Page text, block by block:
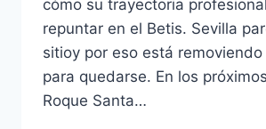
cómo su trayectoria
repuntar en el Betis. Sevilla
sitioy por eso está
para quedarse. En los
Roque Santa…